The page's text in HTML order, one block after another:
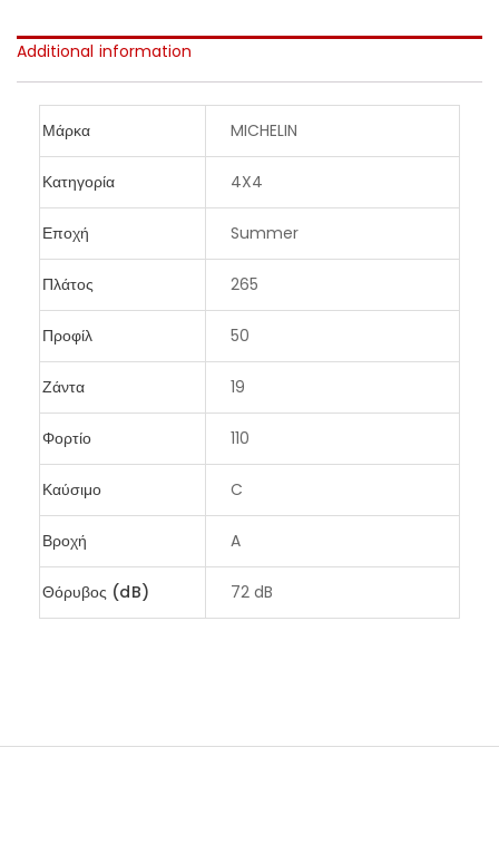
Additional information
Μάρκα MICHELIN
Κατηγορία 4X4
Εποχή Summer
Πλάτος 265
Προφίλ 50
Ζάντα 19
Φορτίο 110
Καύσιμο C
Βροχή A
Θόρυβος (dB) 72 dB